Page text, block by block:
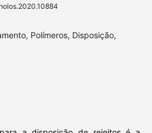
Polímeros, Disposição,